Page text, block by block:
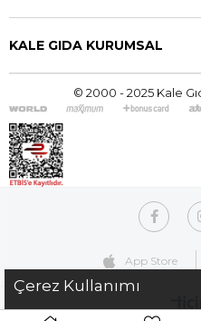
KALE GIDA KURUMSAL
© 2000 - 2025 Kale
App Store
Çerez Kullanımı